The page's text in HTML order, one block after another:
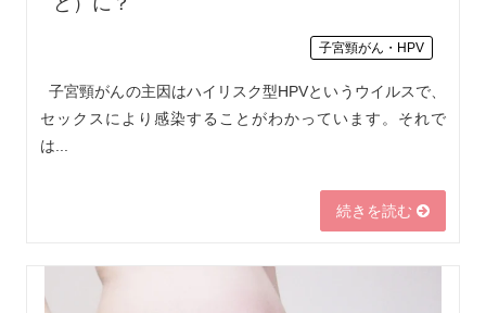
子宮頸がん・HPV
子宮頸がんの主因はハイリスク型HPVというウイルスで、
セックスにより感染することがわかっています。それで
は...
続きを読む